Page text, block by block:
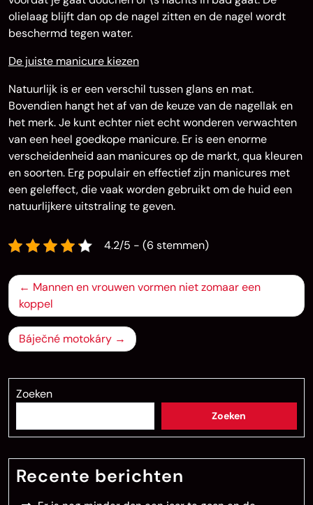
olielaag blijft dan op de nagel zitten en de nagel wordt
beschermd tegen water.
De juiste manicure kiezen
Natuurlijk is er een verschil tussen glans en mat.
Bovendien hangt het af van de keuze van de nagellak en
het merk. Je kunt echter niet echt wonderen verwachten
van een heel goedkope manicure. Er is een enorme
verscheidenheid aan manicures op de markt, qua kleuren
en soorten. Erg populair en effectief zijn manicures met
een geleffect, die vaak worden gebruikt om de huid een
natuurlijkere uitstraling te geven.
4.2/5 - (6 stemmen)
Bericht
navigatie
Mannen en vrouwen vormen niet zomaar een
koppel
Báječné motokáry
Zoeken
Zoeken
Recente berichten